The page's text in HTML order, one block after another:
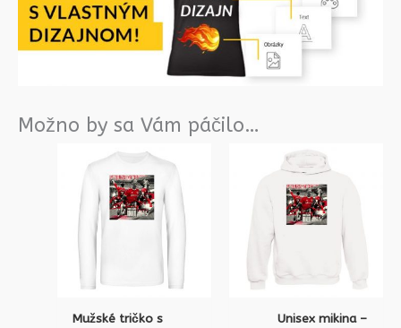
Možno by sa Vám páčilo…
Mužské tričko s
Unisex mikina –